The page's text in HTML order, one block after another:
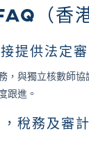
（香港
提供法定審
，與獨立核數師協
跟進。
稅務及審